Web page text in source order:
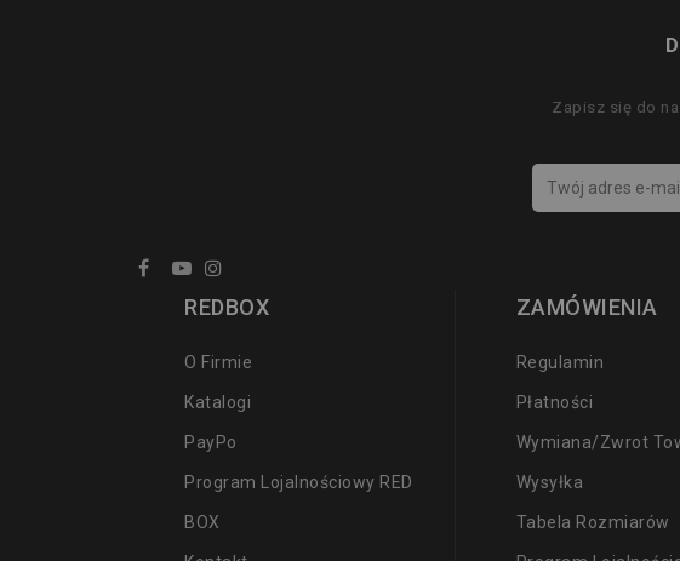
Zapisz się do
REDBOX
O Firmie
Katalogi
PayPo
Program Lojalnościowy RED
BOX
ZAMÓWIENIA
Regulamin
Płatności
Wymiana/zwrot
Wysyłka
Tabela Rozmiarów